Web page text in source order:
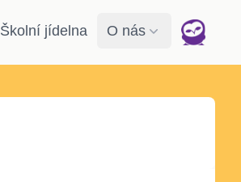
Školní jídelna O nás